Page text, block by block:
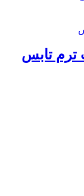
ترم تابس